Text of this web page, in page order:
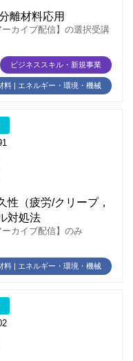
離材料応用
カイブ配信】の選択受講
ビジネススキル・新規事業
料 | エネルギー・環境・機械
性（疲労/クリープ，
対処法
カイブ配信】のみ
料 | エネルギー・環境・機械